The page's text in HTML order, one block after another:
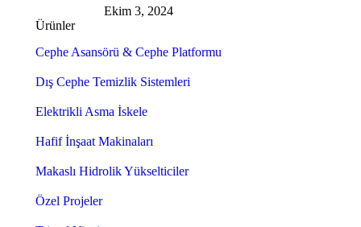
Ekim 3, 2024
Ürünler
Cephe Asansörü & Cephe Platformu
Dış Cephe Temizlik Sistemleri
Elektrikli Asma İskele
Hafif İnşaat Makinaları
Makaslı Hidrolik Yükselticiler
Özel Projeler